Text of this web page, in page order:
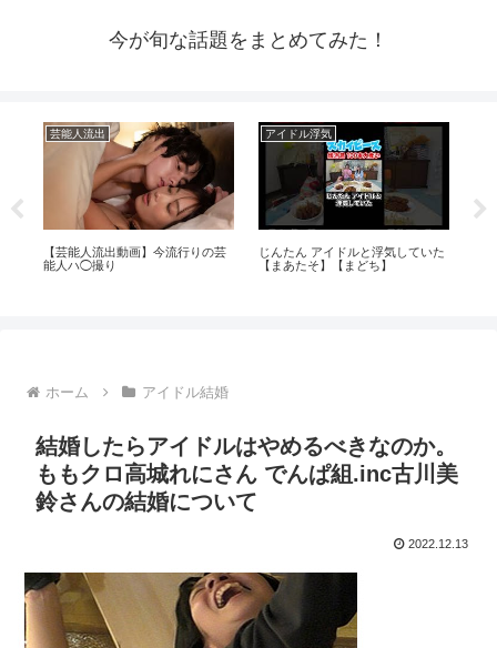
今が旬な話題をまとめてみた！
芸能人流出
【芸能人流出動画】今流行りの芸
能人ハ◯撮り
アイドル浮気
じんたん アイドルと浮気していた
【まあたそ】【まどち】
ホーム アイドル結婚
結婚したらアイドルはやめるべきなのか。
ももクロ高城れにさん でんぱ組.inc古川美
鈴さんの結婚について
2022.12.13